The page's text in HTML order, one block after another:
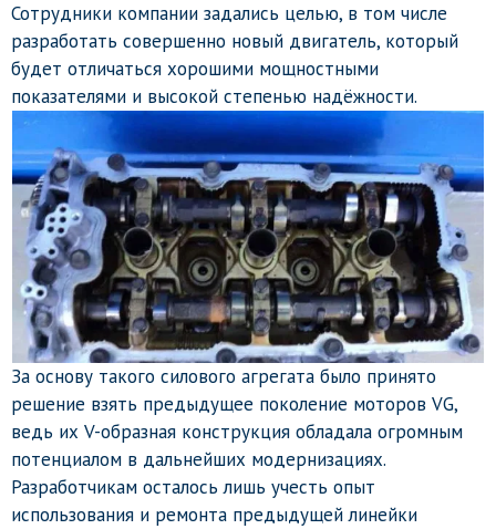
Сотрудники компании задались целью, в том числе
разработать совершенно новый двигатель, который
будет отличаться хорошими мощностными
показателями и высокой степенью надёжности.
За основу такого силового агрегата было принято
решение взять предыдущее поколение моторов VG,
ведь их V-образная конструкция обладала огромным
потенциалом в дальнейших модернизациях.
Разработчикам осталось лишь учесть опыт
использования и ремонта предыдущей линейки